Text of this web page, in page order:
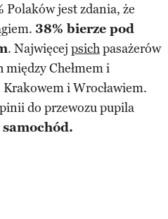
Polaków jest zdania, że
38% bierze pod
. Najwięcej psichpasażerów
między Chełmem i
i Wrocławiem.
do przewozu pupila
samochód.